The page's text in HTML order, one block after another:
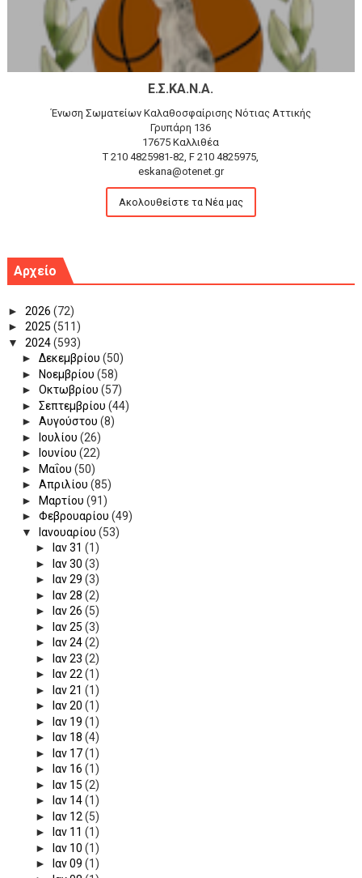
Ε.Σ.ΚΑ.Ν.Α.
Ένωση Σωματείων Καλαθοσφαίρισης Νότιας Αττικής
Γρυπάρη 136
17675 Καλλιθέα
T 210 4825981-82, F 210 4825975,
eskana@otenet.gr
Ακολουθείστε τα Νέα μας
Αρχείο
► 2026 (72)
► 2025 (511)
▼ 2024(593)
► Δεκεμβρίου (50)
►
Νοεμβρίου (58)
► Οκτωβρίου (57)
► Σεπτεμβρίου (44)
► Αυγούστου (8)
►
Ιουλίου (26)
►
Ιουνίου (22)
►
Μαΐου (50)
► Απριλίου (85)
►
Μαρτίου (91)
► Φεβρουαρίου (49)
▼
Ιανουαρίου (53)
►
Ιαν 31 (1)
►
Ιαν 30 (3)
►
Ιαν 29 (3)
►
Ιαν 28 (2)
►
Ιαν 26 (5)
►
Ιαν 25 (3)
►
Ιαν 24(2)
►
Ιαν 23 (2)
►
Ιαν 22(1)
►
Ιαν 21 (1)
►
Ιαν 20 (1)
►
Ιαν 19 (1)
►
Ιαν 18 (4)
►
Ιαν 17(1)
►
Ιαν 16 (1)
►
Ιαν 15 (2)
►
Ιαν 14(1)
►
Ιαν 12 (5)
►
Ιαν 11 (1)
►
Ιαν 10 (1)
►
Ιαν 09 (1)